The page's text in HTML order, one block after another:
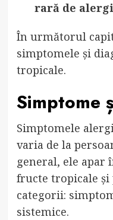
rară de
În următorul
simptomele și
tropicale.
Simptome
Simptomele
varia de la
general, ele apar
fructe tropicale
categorii:
sistemice.